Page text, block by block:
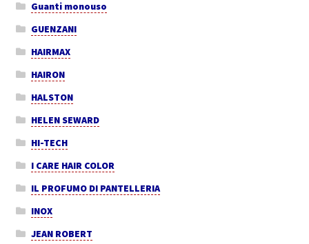
Guanti monouso
GUENZANI
HAIRMAX
HAIRON
HALSTON
HELEN SEWARD
HI-TECH
I CARE HAIR COLOR
IL PROFUMO DI PANTELLERIA
INOX
JEAN ROBERT